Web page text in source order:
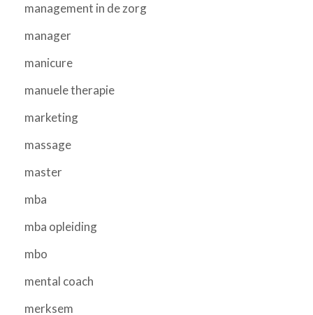
management in de zorg
manager
manicure
manuele therapie
marketing
massage
master
mba
mba opleiding
mbo
mental coach
merksem